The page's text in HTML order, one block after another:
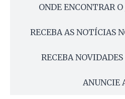
ONDE ENCONTRAR
RECEBA AS NOTÍCIAS
RECEBA
ANUNCIE